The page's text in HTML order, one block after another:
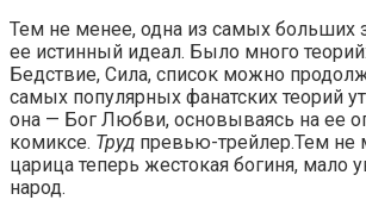
Тем не менее, одна из самых больших
ее истинный идеал. Было много
Бедствие, Сила, список можно
самых популярных фанатских теорий
она — Бог Любви, основываясь на ее
комиксе. Труд превью-трейлер.Тем не
царица теперь жестокая богиня, мало
народ.